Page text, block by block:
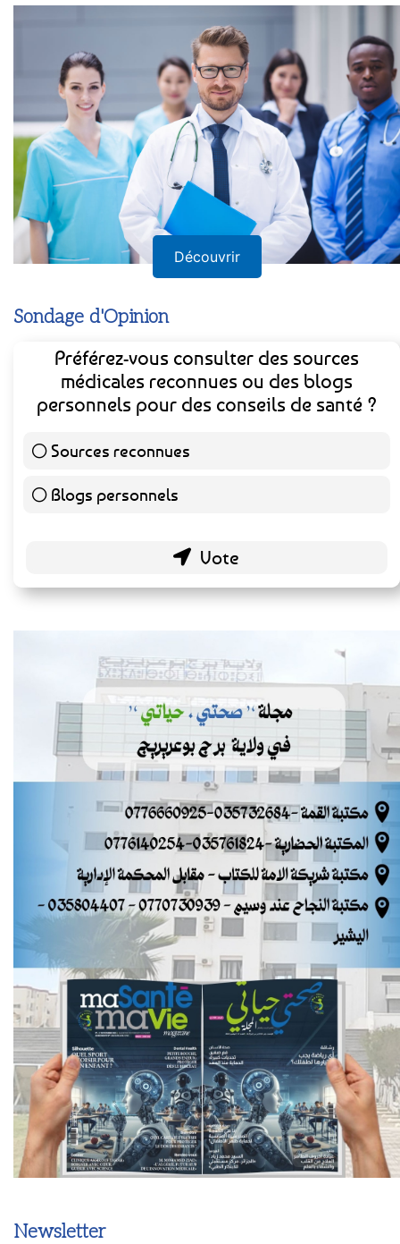
Découvrir
Sondage d'Opinion
Préférez-vous consulter des sources
médicales reconnues ou des blogs
personnels pour des conseils de santé ?
Sources reconnues
Blogs personnels
Newsletter